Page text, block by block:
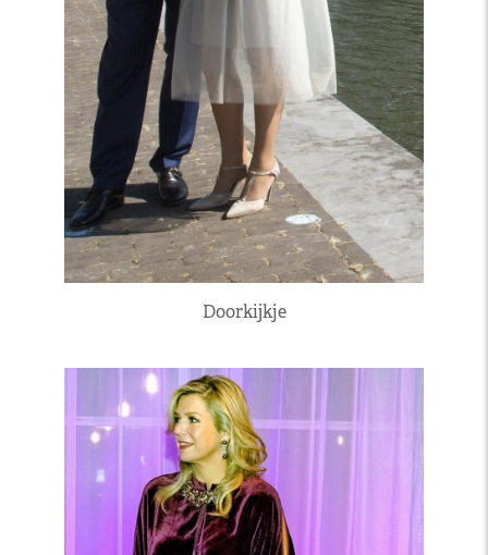
Doorkijkje